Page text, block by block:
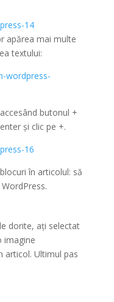
apărea mai multe
textului:
butonul +
și clic pe +.
în articolul: să
dorite, ați selectat
imagine
articol. Ultimul pas